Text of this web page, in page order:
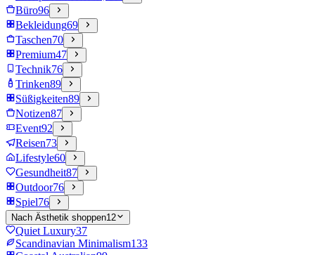
Büro96
Bekleidung69
Taschen70
Premium47
Technik76
Trinken89
Süßigkeiten89
Notizen87
Event92
Reisen73
Lifestyle60
Gesundheit87
Outdoor76
Spiel76
Nach Ästhetik shoppen12
Quiet Luxury37
Scandinavian Minimalism133